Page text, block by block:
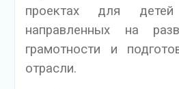
проектах для
направленных на
грамотности и
отрасли.